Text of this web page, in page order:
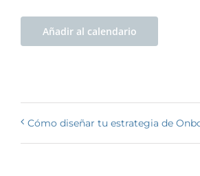
Añadir al calendario
Cómo diseñar tu estrategia de